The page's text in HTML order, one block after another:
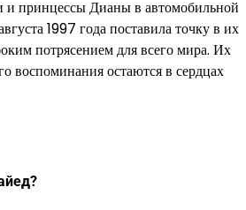
и принцессы Дианы в автомобильной
1997 года поставила точку в их
потрясением для всего мира. Их
воспоминания остаются в сердцах